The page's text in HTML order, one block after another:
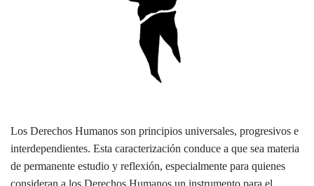
Los Derechos Humanos son principios universales, progresivos e
interdependientes. Esta caracterización conduce a que sea materia
de permanente estudio y reflexión, especialmente para quienes
consideran a los Derechos Humanos un instrumento para el